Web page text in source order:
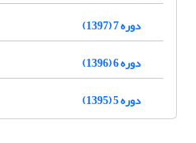
دوره 7 (1397)
دوره 6 (1396)
دوره 5 (1395)